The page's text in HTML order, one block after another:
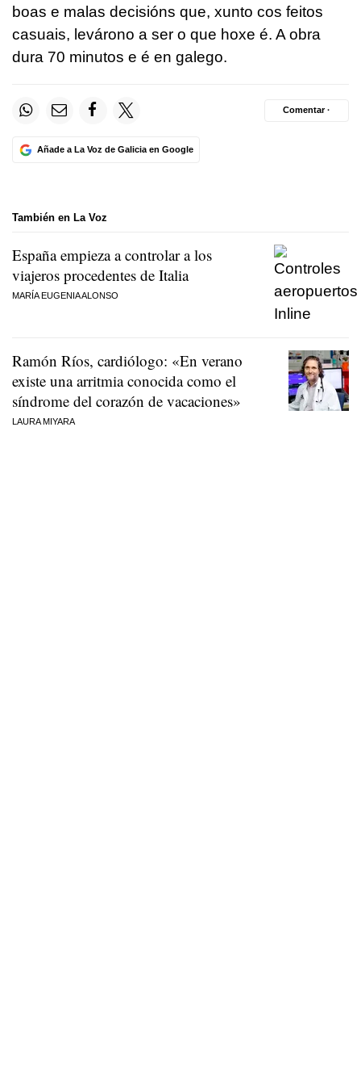
boas e malas decisións que, xunto cos feitos
casuais, levárono a ser o que hoxe é. A obra
dura 70 minutos e é en galego.
Añade a La Voz de Galicia en Google
Comentar ·
También en La Voz
España empieza a controlar a los
viajeros procedentes de Italia
MARÍA EUGENIA ALONSO
Ramón Ríos, cardiólogo: «En verano
existe una arritmia conocida como el
síndrome del corazón de vacaciones»
LAURA MIYARA